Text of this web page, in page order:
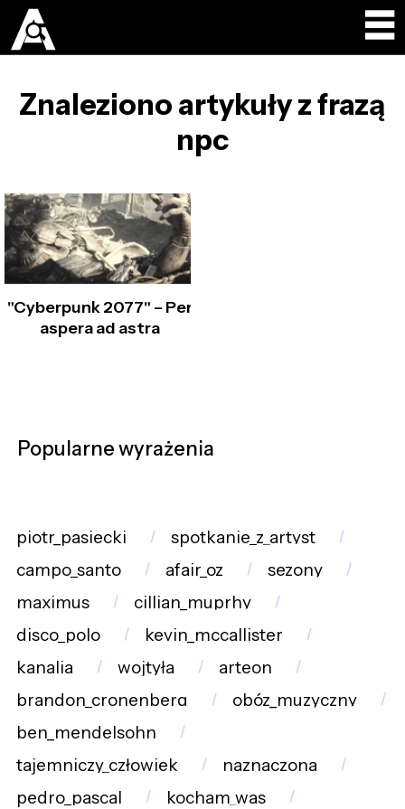
Znaleziono artykuły z frazą
npc
"Cyberpunk 2077" – Per
aspera ad astra
Popularne wyrażenia
piotr_pasiecki
spotkanie_z_artyst
campo_santo
afair_oz
sezony
maximus
cillian_muprhy
disco_polo
kevin_mccallister
kanalia
wojtyła
arteon
brandon_cronenberg
obóz_muzyczny
ben_mendelsohn
tajemniczy_człowiek
naznaczona
pedro_pascal
kocham_was